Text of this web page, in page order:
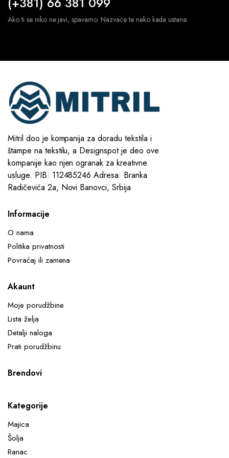
Ako ti se niko ne javi, spavamo. Nazvaće te neko kada ustane.
Mitril doo je kompanija za doradu tekstila i
štampe na tekstilu, a Designspot je deo ove
kompanije kao njen ogranak za kreativne
usluge. PIB: 112485246 Adresa: Branka
Radičevića 2a, Novi Banovci, Srbija
Informacije
O nama
Politika privatnosti
Povraćaj ili zamena
Akaunt
Moje porudžbine
Lista želja
Detalji naloga
Prati porudžbinu
Brendovi
Kategorije
Majica
Šolja
Ranac